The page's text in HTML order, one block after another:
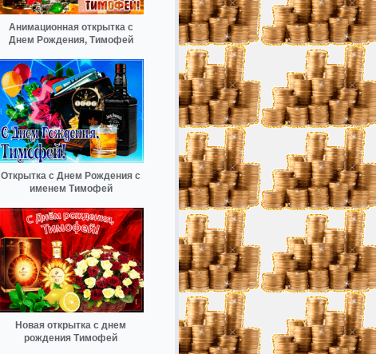
Анимационная открытка с
Днем Рождения, Тимофей
Открытка с Днем Рождения с
именем Тимофей
Новая открытка с днем
рождения Тимофей